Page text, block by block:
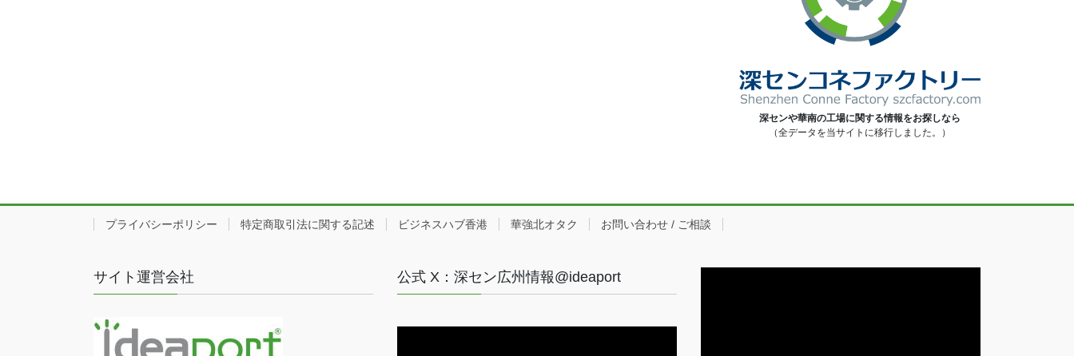
深センや華南の工場に関する情報をお探しなら
（全データを当サイトに移行しました。）
プライバシーポリシー 特定商取引法に関する記述 ビジネスハブ香港 華強北オタク お問い合わせ / ご相談
サイト運営会社 公式 X：深セン広州情報@ideaport